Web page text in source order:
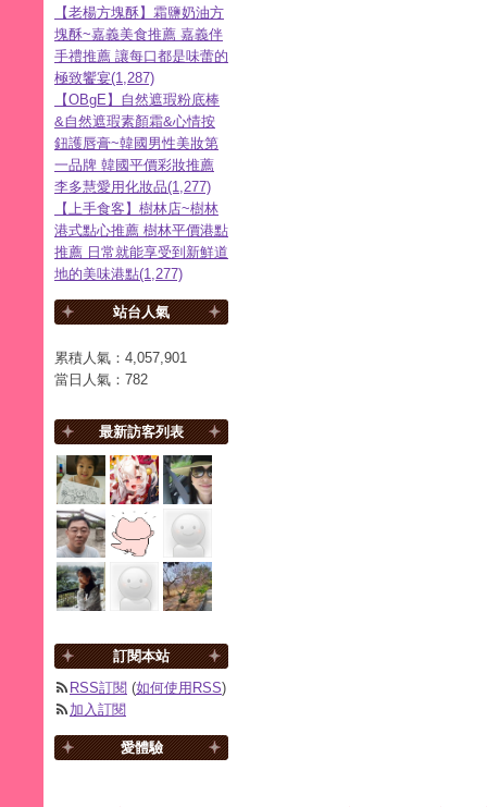
【老楊方塊酥】霜鹽奶油方
塊酥~嘉義美食推薦 嘉義伴
手禮推薦 讓每口都是味蕾的
極致饗宴(1,287)
【OBgE】自然遮瑕粉底棒
&自然遮瑕素顏霜&心情按
鈕護唇膏~韓國男性美妝第
一品牌 韓國平價彩妝推薦
李多慧愛用化妝品(1,277)
【上手食客】樹林店~樹林
港式點心推薦 樹林平價港點
推薦 日常就能享受到新鮮道
地的美味港點(1,277)
站台人氣
累積人氣： 4,057,901
當日人氣： 782
最新訪客列表
訂閱本站
RSS訂閱 (如何使用RSS)
加入訂閱
愛體驗